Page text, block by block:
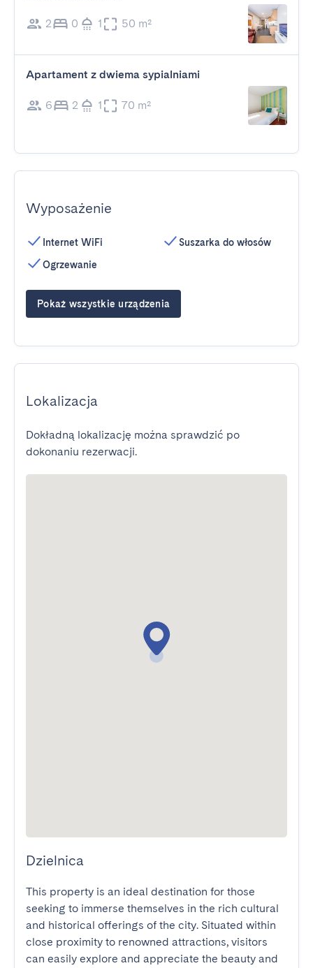
2 0 1 50 m²
Apartament z dwiema sypialniami
6 2 1 70 m²
Wyposażenie
Internet WiFi
Ogrzewanie
Suszarka do włosów
Pokaż wszystkie urządzenia
Lokalizacja
Dokładną lokalizację można sprawdzić po
dokonaniu rezerwacji.
Dzielnica
This property is an ideal destination for those
seeking to immerse themselves in the rich cultural
and historical offerings of the city. Situated within
close proximity to renowned attractions, visitors
can easily explore and appreciate the beauty and